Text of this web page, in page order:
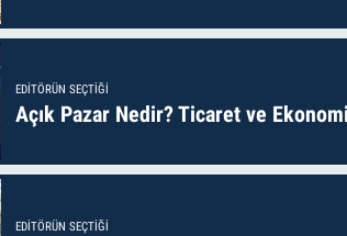
EDITÖRÜN SEÇTIĞI
Açık Pazar Nedir? Ticaret ve
EDITÖRÜN SEÇTIĞI